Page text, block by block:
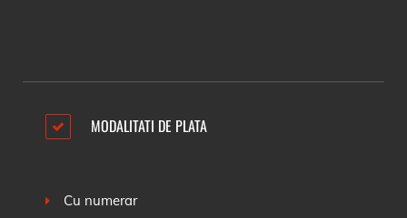
MODALITATI DE PLATA
Cu numerar